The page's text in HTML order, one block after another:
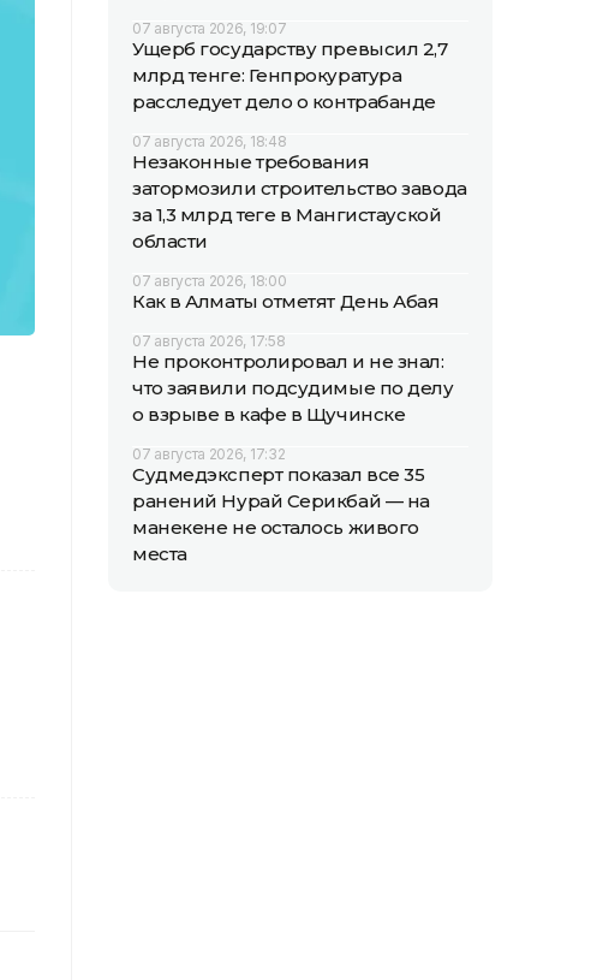
07 августа 2026, 19:07
Ущерб государству превысил 2,7
млрд тенге: Генпрокуратура
расследует дело о контрабанде
07 августа 2026, 18:48
Незаконные требования
затормозили строительство завода
за 1,3 млрд теңге в Мангистауской
области
07 августа 2026, 18:00
Как в Алматы отметят День Абая
07 августа 2026, 17:58
Не проконтролировал и не знал:
что заявили подсудимые по делу
о взрыве в кафе в Щучинске
07 августа 2026, 17:32
Судмедэксперт показал все 35
ранений Нурай Серикбай — на
манекене не осталось живого
места